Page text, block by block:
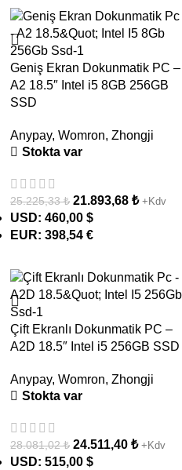
Geniş Ekran Dokunmatik PC –
A2 18.5″ Intel i5 8GB 256GB
SSD
Anypay, Womron, Zhongji
Stokta var
25.225,33₺ 21.893,68 ₺ +Kdv
USD: 460,00 $
EUR: 398,54 €
Çift Ekranlı Dokunmatik PC –
A2D 18.5″ Intel i5 256GB SSD
Anypay, Womron, Zhongji
Stokta var
28.081,02₺ 24.511,40 ₺ +Kdv
USD: 515,00 $